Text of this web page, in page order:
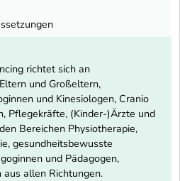
richtet sich an
und Großeltern,
und Kinesiologen, Cranio
Pflegekräfte, (Kinder-)Ärzte und
Bereichen Physiotherapie,
gesundheitsbewusste
und Pädagogen,
aus allen Richtungen.